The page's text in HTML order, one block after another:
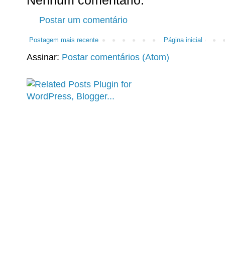
Postar um comentário
Postagem mais recente Página inicial
Assinar: Postar comentários (Atom)